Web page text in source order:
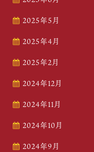
2025年5月
2025年4月
2025年2月
2024年12月
2024年11月
2024年10月
2024年9月